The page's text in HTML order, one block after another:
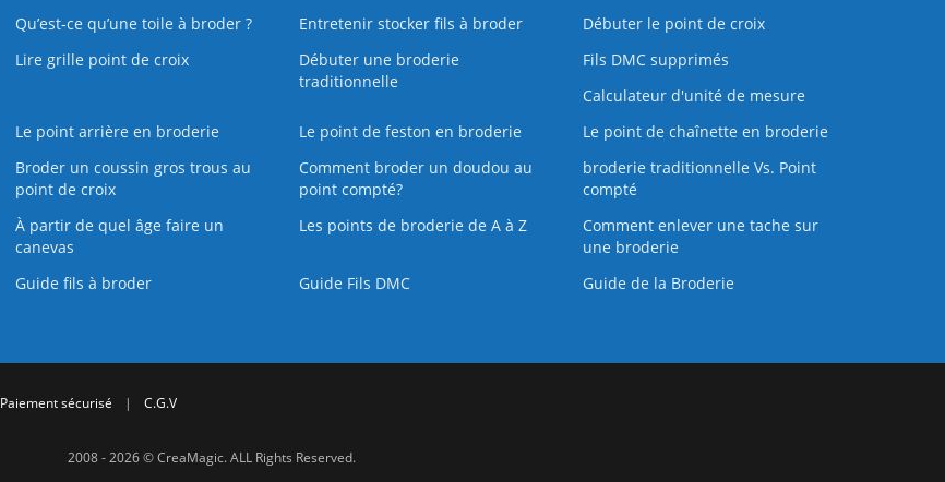
Qu’est‑ce qu’une toile à broder ?
Entretenir stocker fils à broder
Débuter le point de croix
Lire grille point de croix
Débuter une broderie
traditionnelle
Fils DMC supprimés
Calculateur d'unité de mesure
Le point arrière en broderie
Le point de feston en broderie
Le point de chaînette en broderie
Broder un coussin gros trous au
point de croix
Comment broder un doudou au
point compté?
broderie traditionnelle Vs. Point
compté
À partir de quel âge faire un
canevas
Les points de broderie de A à Z
Comment enlever une tache sur
une broderie
Guide fils à broder
Guide Fils DMC Guide de la Broderie
Paiement sécurisé | C.G.V
2008 - 2026 © CreaMagic. ALL Rights Reserved.